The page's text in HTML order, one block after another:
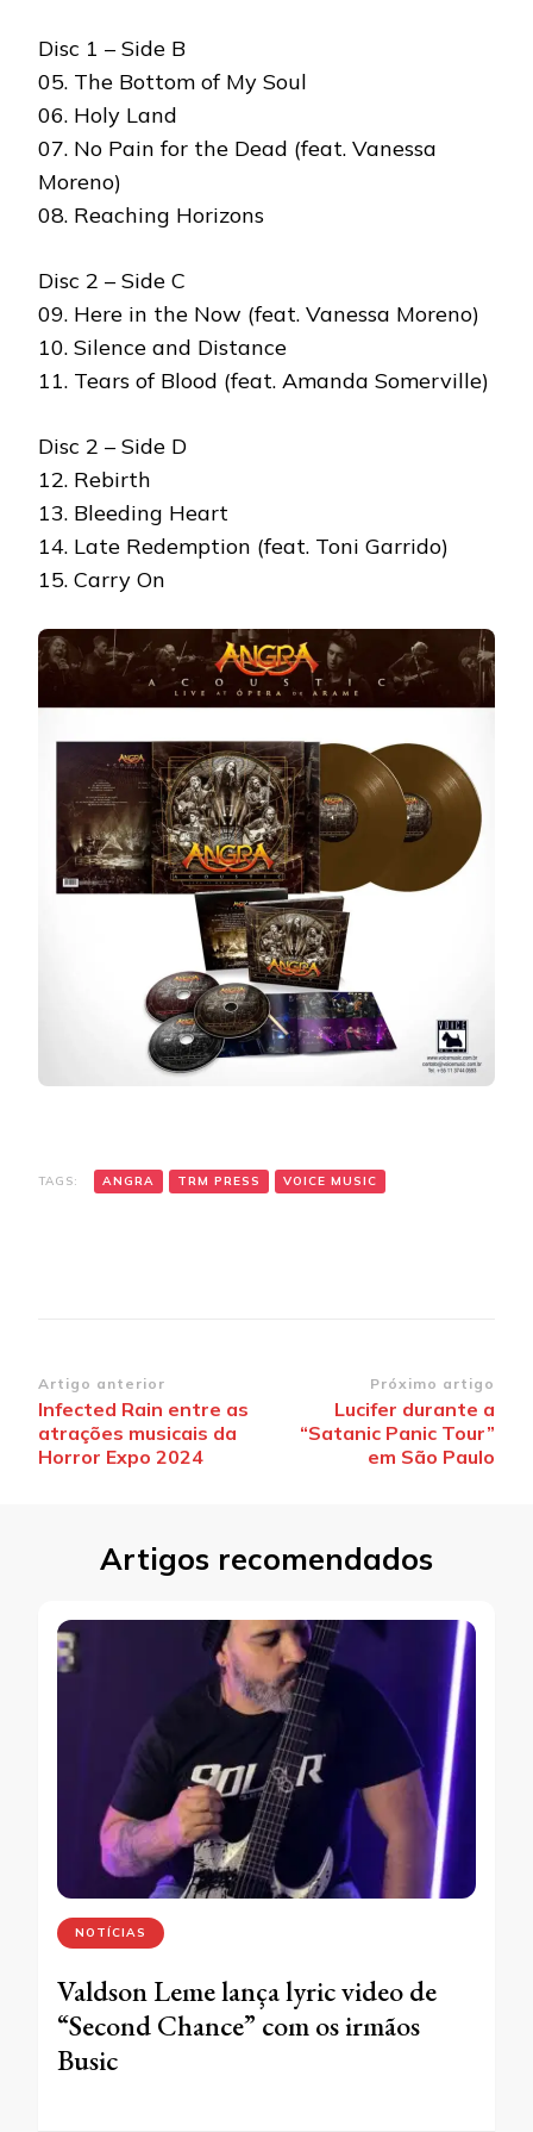
Disc 1 – Side B
05. The Bottom of My Soul
06. Holy Land
07. No Pain for the Dead (feat. Vanessa
Moreno)
08. Reaching Horizons
Disc 2 – Side C
09. Here in the Now (feat. Vanessa Moreno)
10. Silence and Distance
11. Tears of Blood (feat. Amanda Somerville)
Disc 2 – Side D
12. Rebirth
13. Bleeding Heart
14. Late Redemption (feat. Toni Garrido)
15. Carry On
TAGS: ANGRA TRM PRESS VOICE MUSIC
Navegação
de
post
Artigo anterior
Infected Rain entre as
atrações musicais da
Horror Expo 2024
Próximo artigo
Lucifer durante a
“Satanic Panic Tour”
em São Paulo
Artigos recomendados
NOTÍCIAS
Valdson Leme lança lyric video de
“Second Chance” com os irmãos
Busic